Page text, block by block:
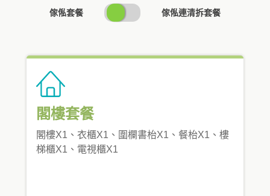
傢俬套餐
SWITCH
PRICING
傢俬連清拆套餐
閣樓套餐
閣樓X1、衣櫃X1、圍欄書枱X1、餐枱X1、樓
梯櫃X1、電視櫃X1